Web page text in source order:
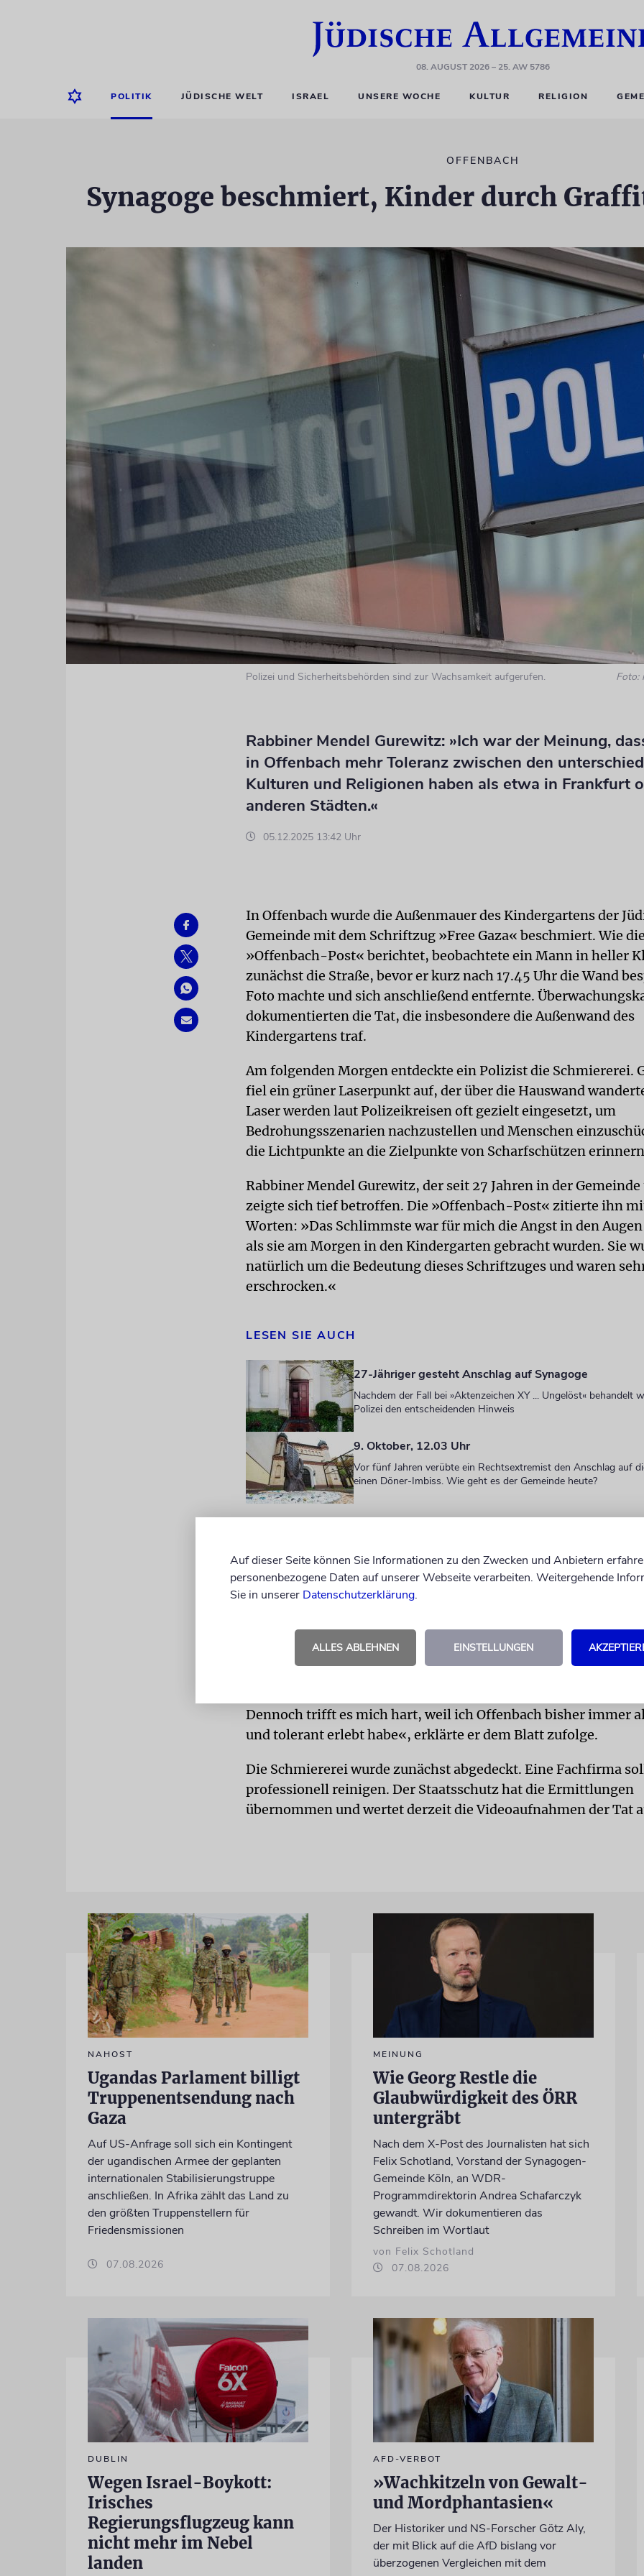
08. AUGUST 2026– 25. AW 5786
POLITIK JÜDISCHE WELT ISRAEL UNSERE WOCHE KULTUR RELIGION
OFFENBACH
Synagoge beschmiert, Kinder durch
Polizei und Sicherheitsbehörden sind zur Wachsamkeit aufgerufen.
Foto:
Rabbiner Mendel Gurewitz: »Ich war der Meinung,
in Offenbach mehr Toleranz zwischen den
Kulturen und Religionen haben als etwa in Frankfurt
anderen Städten.«
05.12.2025 13:42 Uhr
In Offenbach wurde die Außenmauer des Kindergartens der
Gemeinde mit dem Schriftzug »Free Gaza« beschmiert. Wie die
»Offenbach-Post« berichtet, beobachtete ein Mann in heller
zunächst die Straße, bevor er kurz nach 17.45 Uhr die Wand
Foto machte und sich anschließend entfernte.
dokumentierten die Tat, die insbesondere die Außenwand des
Kindergartens traf.
Am folgenden Morgen entdeckte ein Polizist die Schmiererei.
fiel ein grüner Laserpunkt auf, der über die Hauswand
Laser werden laut Polizeikreisen oft gezielt eingesetzt, um
Bedrohungsszenarien nachzustellen und Menschen
die Lichtpunkte an die Zielpunkte von Scharfschützen
Rabbiner Mendel Gurewitz, der seit 27 Jahren in der
zeigte sich tief betroffen. Die »Offenbach-Post« zitierte ihn
Worten: »Das Schlimmste war für mich die Angst in den
als sie am Morgen in den Kindergarten gebracht wurden. Sie
natürlich um die Bedeutung dieses Schriftzuges und waren
erschrocken.«
LESEN SIE AUCH
27-Jähriger gesteht Anschlag auf Synagoge
Nachdem der Fall bei »Aktenzeichen XY ... Ungelöst« behandelt
Polizei den entscheidenden Hinweis
9. Oktober, 12.03 Uhr
Vor fünf Jahren verübte ein Rechtsextremist den Anschlag auf
einen Döner-Imbiss. Wie geht es der Gemeinde heute?
dass jemand die Synagoge beschmiert habe: »Ich war der
wir hier in Offenbach mehr Toleranz zwischen den
Kulturen und Religionen haben als etwa in Frankfurt oder in
Gurewitz wirkte sichtlich erschüttert, räumte aber ein, dass er
Dennoch trifft es mich hart, weil ich Offenbach bisher immer
und tolerant erlebt habe«, erklärte er dem Blatt zufolge.
Die Schmiererei wurde zunächst abgedeckt. Eine Fachfirma
professionell reinigen. Der Staatsschutz hat die Ermittlungen
übernommen und wertet derzeit die Videoaufnahmen der Tat
NAHOST
Ugandas Parlament billigt
Truppenentsendung nach
Gaza
Auf US-Anfrage soll sich ein Kontingent
der ugandischen Armee der geplanten
internationalen Stabilisierungstruppe
anschließen. In Afrika zählt das Land zu
den größten Truppenstellern für
Friedensmissionen
07.08.2026
MEINUNG
Wie Georg Restle die
Glaubwürdigkeit des ÖRR
untergräbt
Nach dem X-Post des Journalisten hat sich
Felix Schotland, Vorstand der Synagogen-
Gemeinde Köln, an WDR-
Programmdirektorin Andrea Schafarczyk
gewandt. Wir dokumentieren das
Schreiben im Wortlaut
von Felix Schotland
07.08.2026
DUBLIN
Wegen Israel-Boykott:
Irisches
Regierungsflugzeug kann
nicht mehr im Nebel
landen
AFD-VERBOT
»Wachkitzeln von Gewalt-
und Mordphantasien«
Der Historiker und NS-Forscher Götz Aly,
der mit Blick auf die AfD bislang vor
überzogenen Vergleichen mit dem
Auf dieser Seite können Sie Informationen zu den Zwecken und Anbietern
personenbezogene Daten auf unserer Webseite verarbeiten. Weitergehende
Sie in unserer Datenschutzerklärung.
ALLES ABLEHNEN EINSTELLUNGEN